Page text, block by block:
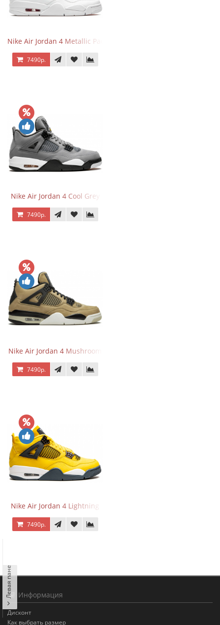
Nike Air Jordan 4 Metallic Pack University Red
7490р.
Nike Air Jordan 4 Cool Grey
7490р.
Nike Air Jordan 4 Mushroom
7490р.
Nike Air Jordan 4 Lightning
7490р.
Информация
Дисконт
Как выбрать размер
Левая панель